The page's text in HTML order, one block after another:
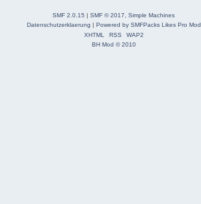
SMF 2.0.15 | SMF © 2017
Simple Machines
Datenschutzerklaerung | Powered by SMFPacks Likes Pro Mod
XHTML
RSS
WAP2
BH Mod © 2010